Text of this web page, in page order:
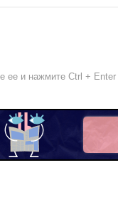
ее и нажмите Ctrl + Enter